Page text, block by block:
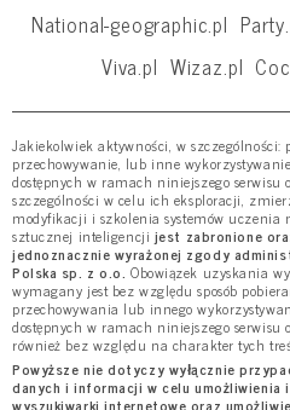
National-geographic.pl
Viva.pl Wizaz.pl
Jakiekolwiek aktywności, w
przechowywanie, lub inne
dostępnych w ramach niniejszego serwisu
szczególności w celu ich eksploracji,
modyfikacji i szkolenia systemów uczenia
sztucznej inteligencji jest zabronione
jednoznacznie wyrażonej zgody
Polska sp. z o.o. Obowiązek uzyskania
wymagany jest bez względu sposób
przechowywania lub innego
dostępnych w ramach niniejszego serwisu
również bez względu na charakter tych
Powyższe nie dotyczy wyłącznie
danych i informacji w celu umożliwienia